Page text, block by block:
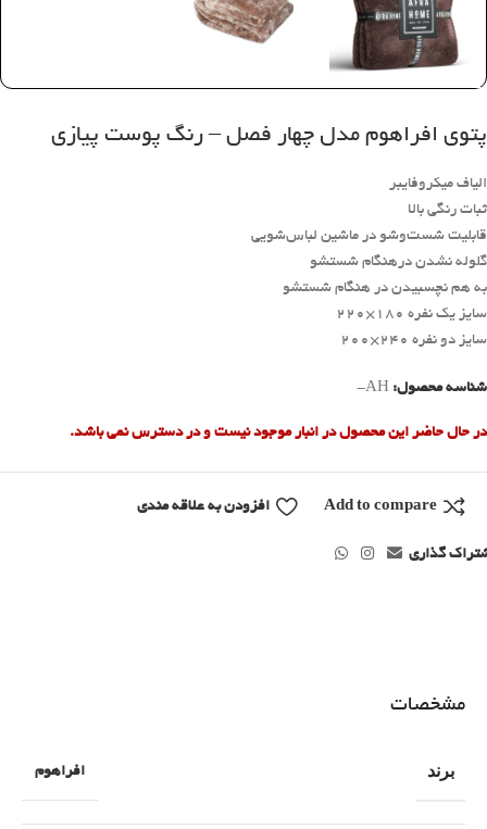
پتوی افراهوم مدل چهار فصل – رنگ پوست پیازی
الیاف میکروفایبر
ثبات رنگی بالا
قابلیت شست‌وشو در ماشین لباس‌شویی
گلوله نشدن درهنگام شستشو
به هم نچسبیدن در هنگام شستشو
سایز یک نفره 180×220
سایز دو نفره 240×200
شناسه محصول: AH-
در حال حاضر این محصول در انبار موجود نیست و در دسترس نمی باشد.
Add to compare افزودن به علاقه مندی
گذاری
مشخصات
برند افراهوم